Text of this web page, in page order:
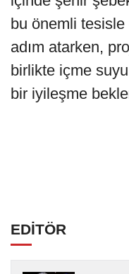
bu önemli
adım atarken,
birlikte içme
bir iyileşme
EDİTÖR